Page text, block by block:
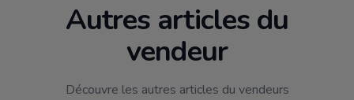
Autres articles du
vendeur
Découvre les autres articles du vendeurs